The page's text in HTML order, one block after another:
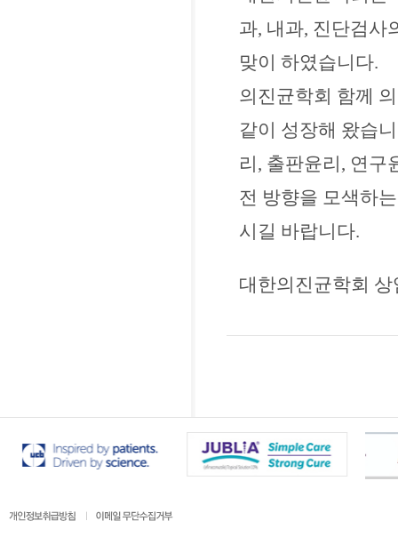
과, 내과, 진단검사
맞이 하였습니다.
의진균학회 함께
같이 성장해 왔습
리, 출판윤리, 연구
전 방향을 모색하
시길 바랍니다.
대한의진균학회